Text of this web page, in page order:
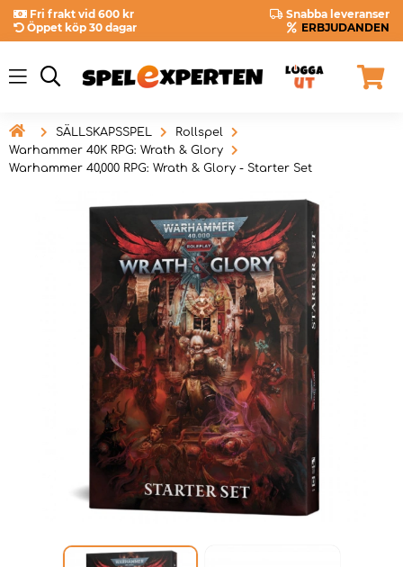
Fri frakt vid 600 kr
Snabba leveranser
Öppet köp 30 dagar
ERBJUDANDEN
 SÄLLSKAPSSPEL
Rollspel
Warhammer 40K RPG: Wrath & Glory
Warhammer 40,000 RPG: Wrath & Glory - Starter Set